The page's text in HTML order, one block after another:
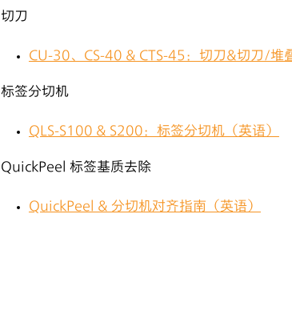
切刀
CU-30、CS-40 & CTS-45：切刀&切刀/堆
标签分切机
QLS-S100 & S200：标签分切机（英语）
QuickPeel 标签基质去除
QuickPeel & 分切机对齐指南（英语）